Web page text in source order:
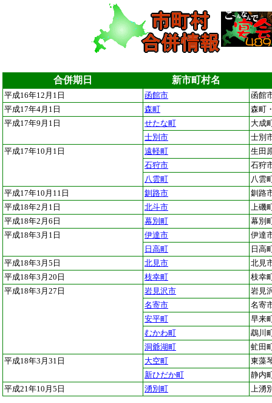
合併期日 新市町村名
平成16年12月1日 函館市
函館
平成17年4月1日
森町
森町
平成17年9月1日
せたな町
大成
士別市
士別
平成17年10月1日
遠軽町
生田
石狩市
石狩
八雲町
八雲
平成17年10月11日
釧路市
釧路
平成18年2月1日
北斗市
上磯
平成18年2月6日
幕別町
幕別
平成18年3月1日
伊達市
伊達
日高町
日高
平成18年3月5日
北見市
北見
平成18年3月20日
枝幸町
枝幸
平成18年3月27日
岩見沢市
岩見
名寄市
名寄
安平町
早来
むかわ町
鵡川
洞爺湖町
虻田
平成18年3月31日
大空町
東藻
新ひだか町
静内
平成21年10月5日
湧別町 上湧